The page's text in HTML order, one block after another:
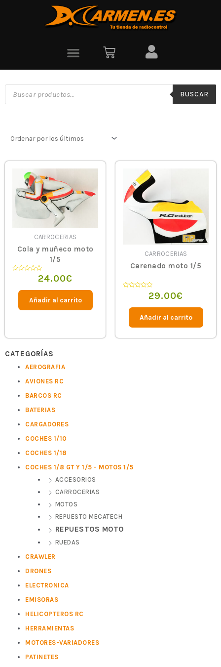
BUSCAR
CATEGORÍAS
AEROGRAFIA
AVIONES RC
BARCOS RC
BATERIAS
CARGADORES
COCHES 1/10
COCHES 1/18
COCHES 1/8 GT Y 1/5 - MOTOS 1/5
ACCESORIOS
CARROCERIAS
MOTOS
REPUESTO MECATECH
REPUESTOS MOTO
RUEDAS
CRAWLER
DRONES
ELECTRONICA
EMISORAS
HELICOPTEROS RC
HERRAMIENTAS
MOTORES-VARIADORES
PATINETES
CARROCERIAS
Cola y muñeco moto
1/5
24.00€
Añadir al carrito
CARROCERIAS
Carenado moto 1/5
29.00€
Añadir al carrito